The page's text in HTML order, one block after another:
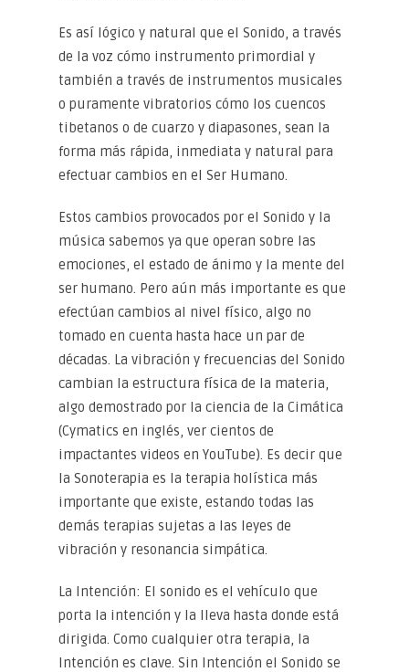
Es así lógico y natural que el Sonido, a través
de la voz cómo instrumento primordial y
también a través de instrumentos musicales
o puramente vibratorios cómo los cuencos
tibetanos o de cuarzo y diapasones, sean la
forma más rápida, inmediata y natural para
efectuar cambios en el Ser Humano.
Estos cambios provocados por el Sonido y la
música sabemos ya que operan sobre las
emociones, el estado de ánimo y la mente del
ser humano. Pero aún más importante es que
efectúan cambios al nivel físico, algo no
tomado en cuenta hasta hace un par de
décadas. La vibración y frecuencias del Sonido
cambian la estructura física de la materia,
algo demostrado por la ciencia de la Cimática
(Cymatics en inglés, ver cientos de
impactantes videos en YouTube). Es decir que
la Sonoterapia es la terapia holística más
importante que existe, estando todas las
demás terapias sujetas a las leyes de
vibración y resonancia simpática.
La Intención: El sonido es el vehículo que
porta la intención y la lleva hasta donde está
dirigida. Como cualquier otra terapia, la
Intención es clave. Sin Intención el Sonido se